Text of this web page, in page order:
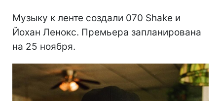
Музыку к ленте создали 070 Shake и
Йохан Ленокс. Премьера запланирована
на 25 ноября.